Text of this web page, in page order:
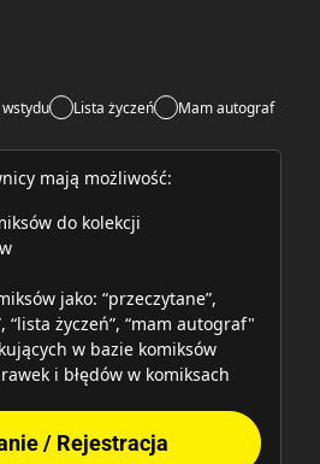
Lista życzeń Mam autograf
mają możliwość:
do kolekcji
jako: “przeczytane”,
“lista życzeń”, “mam autograf"
w bazie komiksów
i błędów w komiksach
/ Rejestracja